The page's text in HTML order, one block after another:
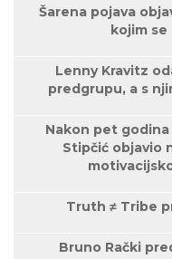
Šarena pojava
kojim
Lenny Kravitz
predgrupu, a s
Nakon pet
Stipčić objavio
Truth ≠ Tribe
Bruno Rački